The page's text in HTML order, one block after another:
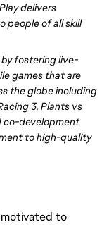
delivers
people of all skill
by fostering live-
games that are
the globe including
3, Plants vs
co-development
to high-quality
to